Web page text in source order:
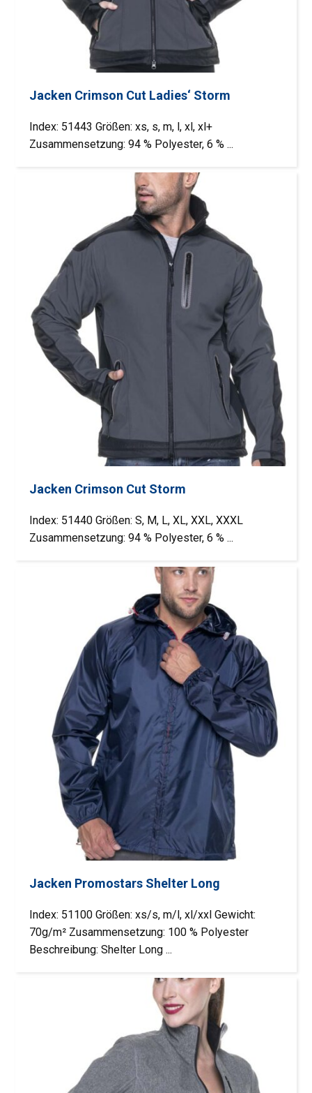
Jacken Crimson Cut Ladies‘ Storm
Index: 51443 Größen: xs, s, m, l, xl, xl+
Zusammensetzung: 94 % Polyester, 6 % ...
Jacken Crimson Cut Storm
Index: 51440 Größen: S, M, L, XL, XXL, XXXL
Zusammensetzung: 94 % Polyester, 6 % ...
Jacken Promostars Shelter Long
Index: 51100 Größen: xs/s, m/l, xl/xxl Gewicht:
70g/m² Zusammensetzung: 100 % Polyester
Beschreibung: Shelter Long ...